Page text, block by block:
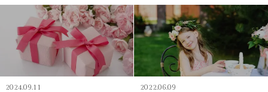
2024.09.11
2022.06.09